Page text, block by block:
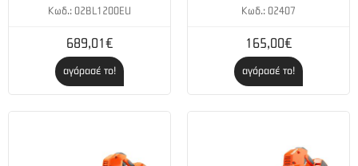
Μήκος λεπίδας (cm):
Κωδ.: 02BL1200EU
689,01€
αγόρασέ το!
Κωδ.: 02407
165,00€
αγόρασέ το!